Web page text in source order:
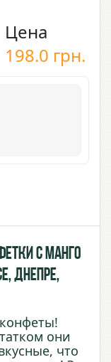
Цена
198.0 грн.
с Манго
Днепре,
они
что